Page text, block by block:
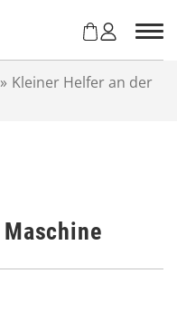
» Kleiner Helfer an der